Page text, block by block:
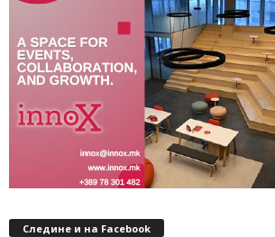
Следине и на Facebook